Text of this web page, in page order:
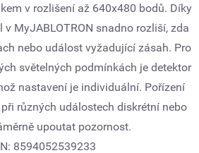
v rozlišení až 640x480 bodů. Díky
MyJABLOTRON snadno rozliší, zda
nebo událost vyžadující zásah. Pro
světelných podmínkách je detektor
nastavení je individuální. Pořízení
různých událostech diskrétní nebo
upoutat pozornost.
8594052539233